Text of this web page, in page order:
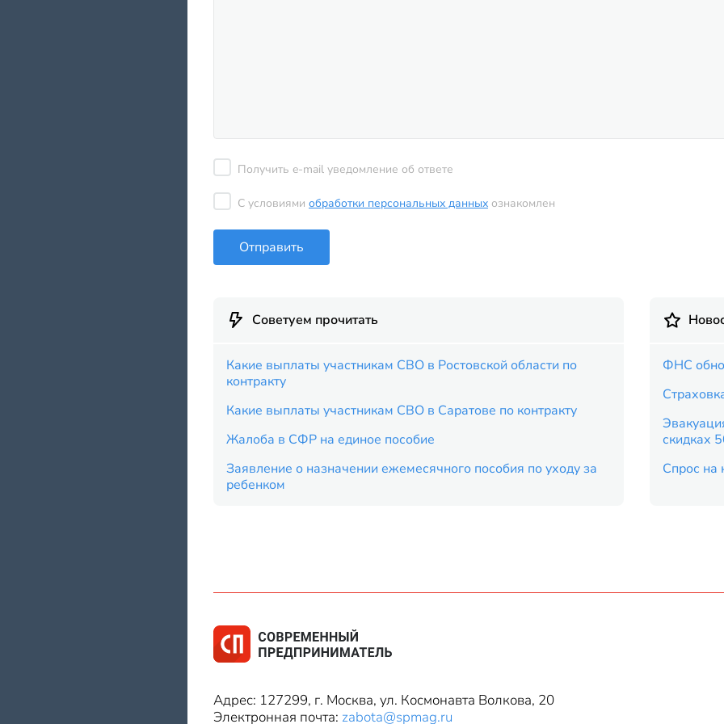
Получить e-mail уведомление об ответе
С условиями обработки персональных данных ознакомлен
Отправить
Советуем прочитать
Какие выплаты участникам СВО в Ростовской области по
контракту
Какие выплаты участникам СВО в Саратове по контракту
Жалоба в СФР на единое пособие
Заявление о назначении ежемесячного пособия по уходу за
ребенком
ФНС
скидках
Спрос на
Адрес: 127299, г. Москва, ул. Космонавта Волкова, 20
Электронная почта: zabota@spmag.ru